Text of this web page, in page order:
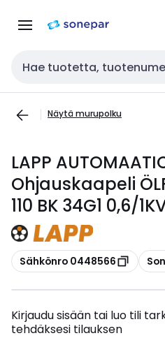
navigointiinsisältöön
Haku
Näytä murupolku
LAPP
Ohjauskaapeli
110 BK 34G1 0,6/
Kopioi
Sähkönro 0448566
Kirjaudu sisään tai luo tili
tehdäksesi tilauksen